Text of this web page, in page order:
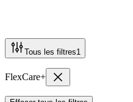
Tous les filtres1
FlexCare+